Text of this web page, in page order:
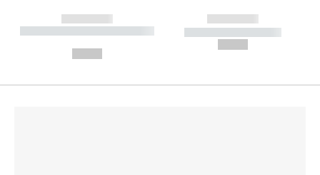
------------
----------- ----------- --------
------------
----------- -----------